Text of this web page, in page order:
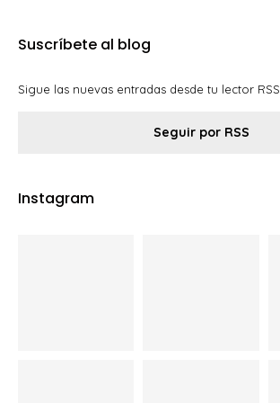
Suscríbete al blog
Sigue las nuevas entradas desde tu lector RSS.
Seguir por RSS
Instagram